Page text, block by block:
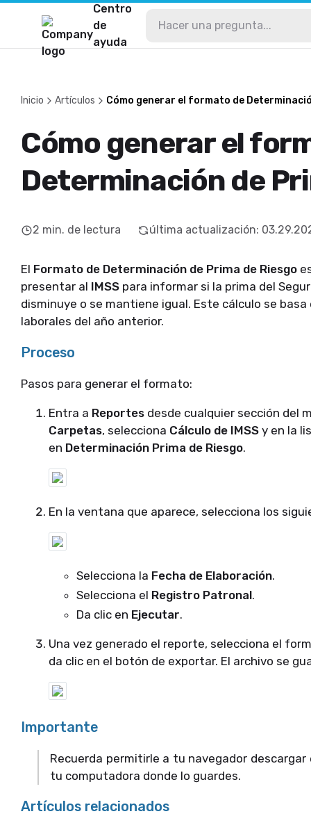
Centro
de
ayuda
Inicio Artículos Cómo generar el formato de
Cómo generar el
Determinación de
2 min. de lectura última actualización:
El Formato de Determinación de Prima de Riesgo
presentar al IMSS para informar si la prima del
disminuye o se mantiene igual. Este cálculo se
laborales del año anterior.
Proceso
Pasos para generar el formato:
Entra a Reportes desde cualquier sección del
Carpetas, selecciona Cálculo de IMSS y en la
en Determinación Prima de Riesgo.
En la ventana que aparece, selecciona los
Selecciona la Fecha de Elaboración.
Selecciona el Registro Patronal.
Da clic en Ejecutar.
Una vez generado el reporte, selecciona el
da clic en el botón de exportar. El archivo se
Importante
Recuerda permitirle a tu navegador
tu computadora donde lo guardes.
Artículos relacionados